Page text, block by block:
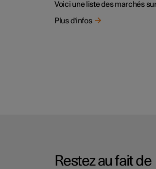
Voici une liste des marchés
Plus d'infos
Restez au fait de